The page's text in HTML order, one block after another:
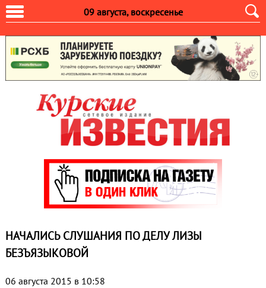
09 августа, воскресенье
НАЧАЛИСЬ СЛУШАНИЯ ПО ДЕЛУ ЛИЗЫ
БЕЗЪЯЗЫКОВОЙ
06 августа 2015 в 10:58